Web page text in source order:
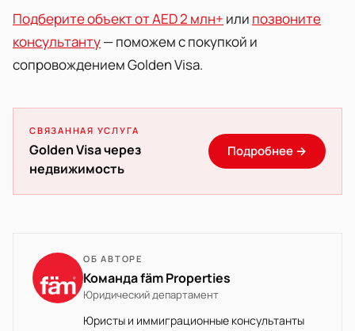
Подберите объект от AED 2 млн+ или позвоните
консультанту— поможем с покупкой и
сопровождением Golden Visa.
СВЯЗАННАЯ УСЛУГА
Golden Visa через
недвижимость
Подробнее →
ОБ АВТОРЕ
Команда fäm Properties
Юридический департамент
Юристы и иммиграционные консультанты